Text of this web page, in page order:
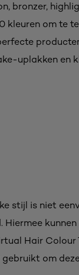
bronzer,
kleuren om te
uplakken en
stijl is niet
Hair Colour
om